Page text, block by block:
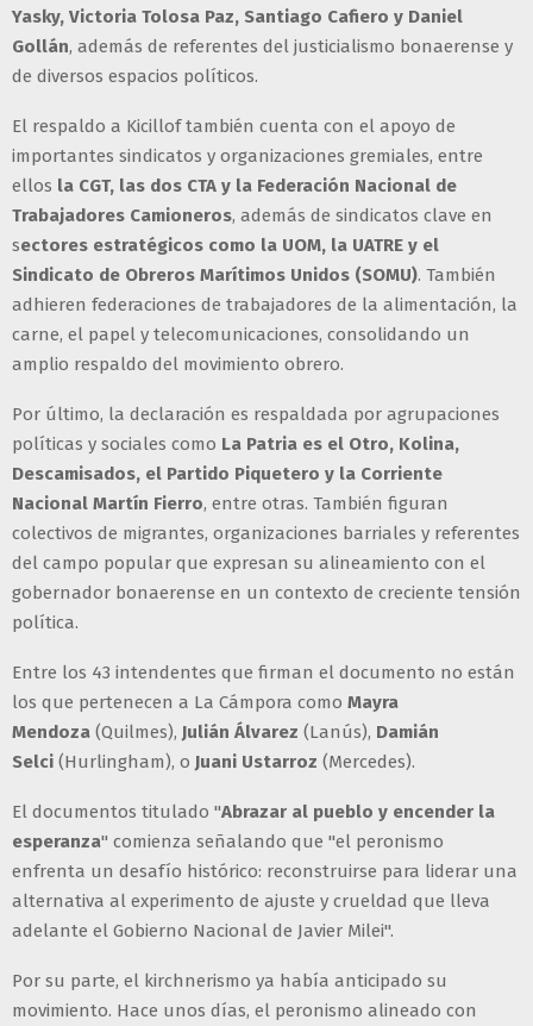
Yasky, Victoria Tolosa Paz, Santiago Cafiero y Daniel
Gollán, además de referentes del justicialismo bonaerense y
de diversos espacios políticos.
El respaldo a Kicillof también cuenta con el apoyo de
importantes sindicatos y organizaciones gremiales, entre
ellos la CGT, las dos CTA y la Federación Nacional de
Trabajadores Camioneros, además de sindicatos clave en
sectores estratégicos como la UOM, la UATRE y el
Sindicato de Obreros Marítimos Unidos (SOMU). También
adhieren federaciones de trabajadores de la alimentación, la
carne, el papel y telecomunicaciones, consolidando un
amplio respaldo del movimiento obrero.
Por último, la declaración es respaldada por agrupaciones
políticas y sociales como La Patria es el Otro, Kolina,
Descamisados, el Partido Piquetero y la Corriente
Nacional Martín Fierro, entre otras. También figuran
colectivos de migrantes, organizaciones barriales y referentes
del campo popular que expresan su alineamiento con el
gobernador bonaerense en un contexto de creciente tensión
política.
Entre los 43 intendentes que firman el documento no están
los que pertenecen a La Cámpora como Mayra
Mendoza (Quilmes), Julián Álvarez (Lanús), Damián
Selci (Hurlingham), o Juani Ustarroz (Mercedes).
El documentos titulado "Abrazar al pueblo y encender la
esperanza" comienza señalando que "el peronismo
enfrenta un desafío histórico: reconstruirse para liderar una
alternativa al experimento de ajuste y crueldad que lleva
adelante el Gobierno Nacional de Javier Milei".
Por su parte, el kirchnerismo ya había anticipado su
movimiento. Hace unos días, el peronismo alineado con